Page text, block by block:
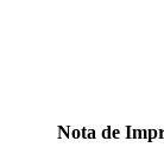
Nota de